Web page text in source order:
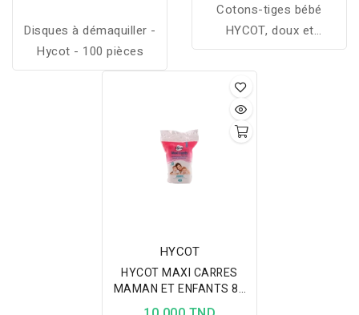
Disques à démaquiller -
Hycot - 100 pièces
Cotons-tiges bébé
HYCOT, doux et
sécurisés, idéals pour
une hygiène quotidienne
délicate et adaptée à la
peau sensible des
nourrissons.
HYCOT
HYCOT MAXI CARRES
MAMAN ET ENFANTS 80
PIECES